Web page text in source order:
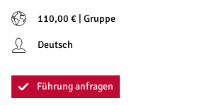
110,00 € | Gruppe
Deutsch
Führung anfragen